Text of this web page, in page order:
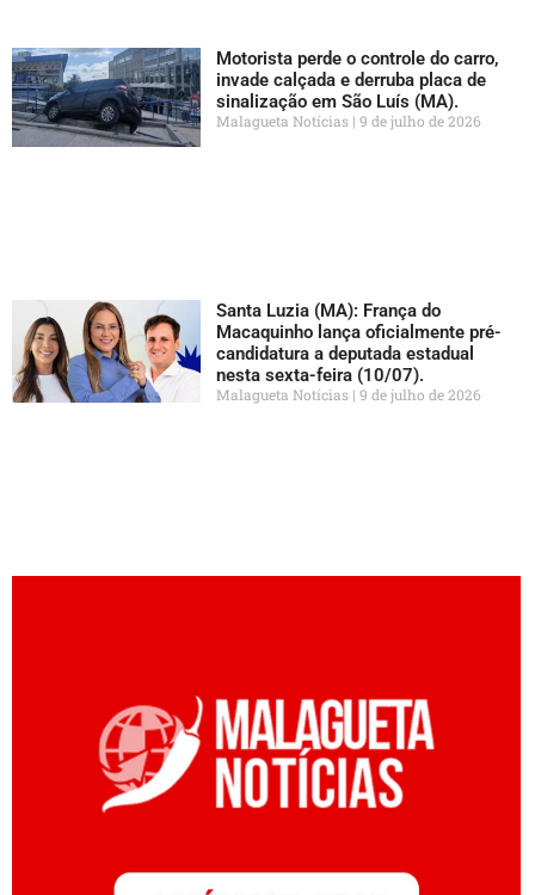
Motorista perde o controle do carro,
invade calçada e derruba placa de
sinalização em São Luís (MA).
Malagueta Notícias 9 de julho de 2026
Santa Luzia (MA): França do
Macaquinho lança oficialmente pré-
candidatura a deputada estadual
nesta sexta-feira (10/07).
Malagueta Notícias 9 de julho de 2026